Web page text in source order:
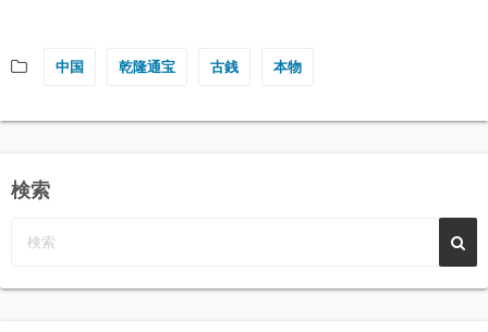
中国 乾隆通宝 古銭 本物
検索